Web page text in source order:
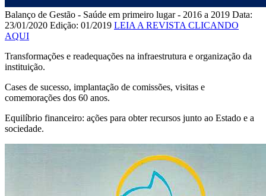
Balanço de Gestão - Saúde em primeiro lugar - 2016 a 2019 Data:
23/01/2020 Edição: 01/2019 LEIA A REVISTA CLICANDO
AQUI
Transformações e readequações na infraestrutura e organização da
instituição.
Cases de sucesso, implantação de comissões, visitas e
comemorações dos 60 anos.
Equilíbrio financeiro: ações para obter recursos junto ao Estado e a
sociedade.